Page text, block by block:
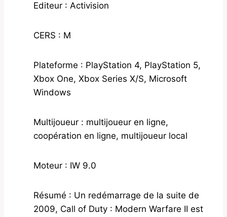
Editeur : Activision
CERS : M
Plateforme : PlayStation 4, PlayStation 5,
Xbox One, Xbox Series X/S, Microsoft
Windows
Multijoueur : multijoueur en ligne,
coopération en ligne, multijoueur local
Moteur : IW 9.0
Résumé : Un redémarrage de la suite de
2009, Call of Duty : Modern Warfare II est